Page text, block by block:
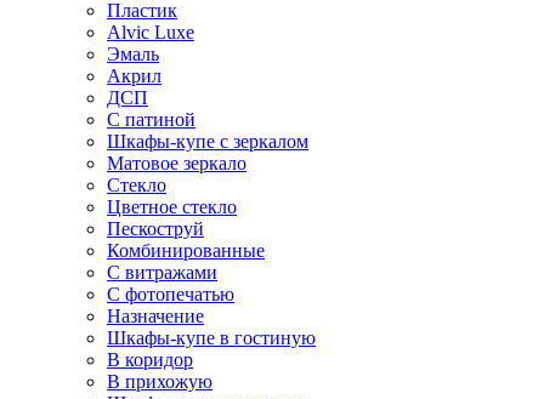
Пластик
Alvic Luxe
Эмаль
Акрил
ДСП
С патиной
Шкафы-купе с зеркалом
Матовое зеркало
Стекло
Цветное стекло
Пескоструй
Комбинированные
С витражами
С фотопечатью
Назначение
Шкафы-купе в гостиную
В коридор
В прихожую